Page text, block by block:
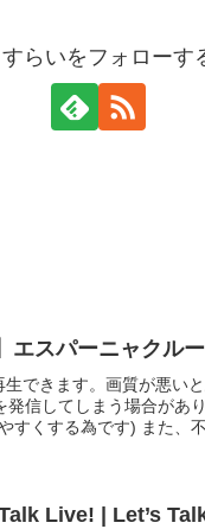
すらいをフォローす
エスパーニャクル
できます。画質が悪い
発信してしまう場合があ
すくする為です) また、
Live! | Let’s